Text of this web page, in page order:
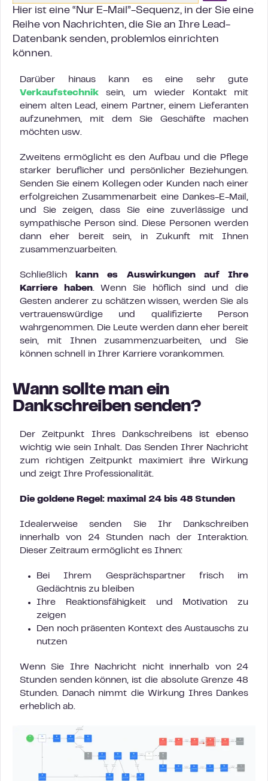
Hier ist eine “Nur E-Mail”-Sequenz, in der Sie eine
Reihe von Nachrichten, die Sie an Ihre Lead-
Datenbank senden, problemlos einrichten
können.
Darüber hinaus kann es eine sehr gute
Verkaufstechnik sein, um wieder Kontakt mit
einem alten Lead, einem Partner, einem Lieferanten
aufzunehmen, mit dem Sie Geschäfte machen
möchten usw.
Zweitens ermöglicht es den Aufbau und die Pflege
starker beruflicher und persönlicher Beziehungen.
Senden Sie einem Kollegen oder Kunden nach einer
erfolgreichen Zusammenarbeit eine Dankes-E-Mail,
und Sie zeigen, dass Sie eine zuverlässige und
sympathische Person sind. Diese Personen werden
dann eher bereit sein, in Zukunft mit Ihnen
zusammenzuarbeiten.
Schließlich
kann es Auswirkungen auf Ihre
Karriere haben. Wenn Sie höflich sind und die
Gesten anderer zu schätzen wissen, werden Sie als
vertrauenswürdige und qualifizierte Person
wahrgenommen. Die Leute werden dann eher bereit
sein, mit Ihnen zusammenzuarbeiten, und Sie
können schnell in Ihrer Karriere vorankommen.
Wann sollte man ein
Dankschreiben senden?
Der Zeitpunkt Ihres Dankschreibens ist ebenso
wichtig wie sein Inhalt. Das Senden Ihrer Nachricht
zum richtigen Zeitpunkt maximiert ihre Wirkung
und zeigt Ihre Professionalität.
Die goldene Regel: maximal 24 bis 48 Stunden
Idealerweise senden Sie Ihr Dankschreiben
innerhalb von 24 Stunden nach der Interaktion.
Dieser Zeitraum ermöglicht es Ihnen:
Bei Ihrem Gesprächspartner frisch im
Gedächtnis zu bleiben
Ihre Reaktionsfähigkeit und Motivation zu
zeigen
Den noch präsenten Kontext des Austauschs zu
nutzen
Wenn Sie Ihre Nachricht nicht innerhalb von 24
Stunden senden können, ist die absolute Grenze 48
Stunden. Danach nimmt die Wirkung Ihres Dankes
erheblich ab.